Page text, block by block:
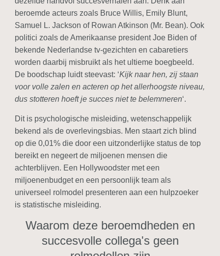
beroemde acteurs zoals Bruce Willis, Emily Blunt,
Samuel L. Jackson of Rowan Atkinson (Mr. Bean). Ook
politici zoals de Amerikaanse president Joe Biden of
bekende Nederlandse tv-gezichten en cabaretiers
worden daarbij misbruikt als het ultieme boegbeeld.
De boodschap luidt steevast: ‘Kijk naar hen, zij staan
voor volle zalen en acteren op het allerhoogste niveau,
dus stotteren hoeft je succes niet te belemmeren‘.
Dit is psychologische misleiding, wetenschappelijk
bekend als de overlevingsbias. Men staart zich blind
op die 0,01% die door een uitzonderlijke status de top
bereikt en negeert de miljoenen mensen die
achterblijven. Een Hollywoodster met een
miljoenenbudget en een persoonlijk team als
universeel rolmodel presenteren aan een hulpzoeker
is statistische misleiding.
Waarom deze beroemdheden en
succesvolle collega's geen